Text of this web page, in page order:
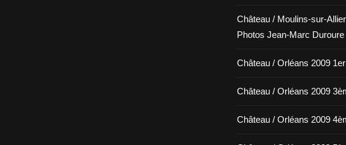
Château / Moulins-sur-
Photos Jean-Marc Duroure
Château / Orléans 2009
Château / Orléans 2009
Château / Orléans 2009